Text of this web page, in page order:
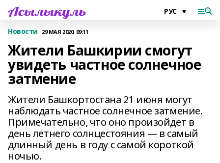
Новости 29 МАЯ 2020, 09:11
Жители Башкирии смогут
увидеть частное солнечное
затмение
Жители Башкортостана 21 июня могут
наблюдать частное солнечное затмение.
Примечательно, что оно произойдет в
день летнего солнцестояния — в самый
длинный день в году с самой короткой
ночью.